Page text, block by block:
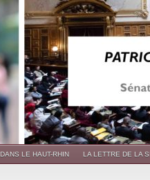
DANS LE HAUT-RHIN LA LETTRE DE LA